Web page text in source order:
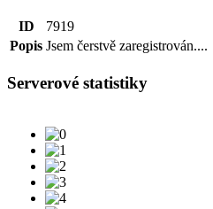
ID
7919
Popis Jsem čerstvě zaregistrován....
Serverové statistiky